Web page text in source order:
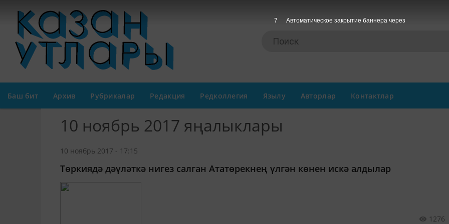
Баш бит Архив Рубрикалар Редакция Редколлегия Язылу Авторлар Контактлар
10 ноябрь 2017 яңалыклары
10 ноябрь 2017 - 17:15
Төркиядә дәүләткә нигез салган Ататөрекнең үлгән көнен искә алдылар
1276
7 Автоматическое закрытие баннера через